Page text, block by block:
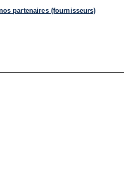
partenaires (fournisseurs)